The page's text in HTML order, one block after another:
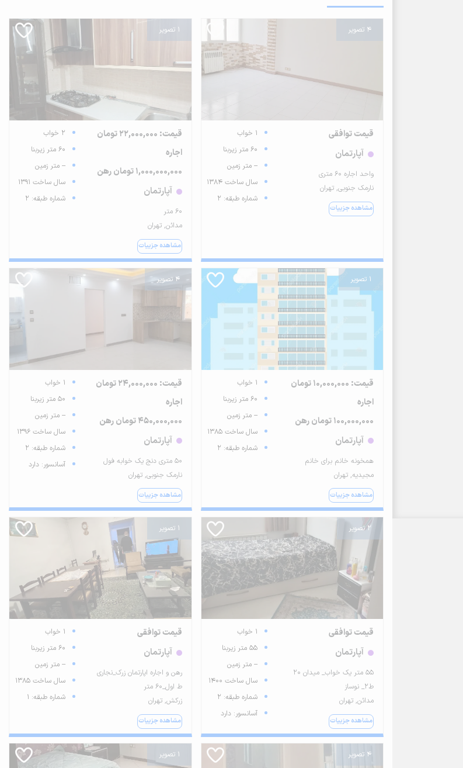
4 تصویر
قیمت توافقی
آپارتمان
واحد اجاره ۶۰ متری
نارمک جنوبی, تهران
مشاهده جزییات
1 خواب
60 متر زیربنا
-- متر زمین
سال ساخت 1384
شماره طبقه: 2
1 تصویر
قیمت: 22,000,000 تومان
اجاره
1,000,000,000 تومان رهن
آپارتمان
۶۰ متر
مدائن, تهران
مشاهده جزییات
2 خواب
60 متر زیربنا
-- متر زمین
سال ساخت 1391
شماره طبقه: 2
1 تصویر
قیمت: 10,000,000 تومان
اجاره
100,000,000 تومان رهن
آپارتمان
همخونه خانم برای خانم
مجیدیه, تهران
مشاهده جزییات
1 خواب
60 متر زیربنا
-- متر زمین
سال ساخت 1385
شماره طبقه: 2
4 تصویر
قیمت: 24,000,000 تومان
اجاره
450,000,000 تومان رهن
آپارتمان
50 متری دنج یک خوابه فول
نارمک جنوبی, تهران
مشاهده جزییات
1 خواب
50 متر زیربنا
-- متر زمین
سال ساخت 1396
شماره طبقه: 2
آسانسور: دارد
2 تصویر
قیمت توافقی
آپارتمان
۵۵ متر یک خواب_ میدان ۲۰
ط۲_ نوساز
مدائن, تهران
مشاهده جزییات
1 خواب
55 متر زیربنا
-- متر زمین
سال ساخت 1400
شماره طبقه: 2
آسانسور: دارد
1 تصویر
قیمت توافقی
آپارتمان
رهن و اجاره اپارتمان زرک_نجاری
ط اول_۶۰ متر
زرکش, تهران
مشاهده جزییات
1 خواب
60 متر زیربنا
-- متر زمین
سال ساخت 1385
شماره طبقه: 1
4 تصویر 1 تصویر